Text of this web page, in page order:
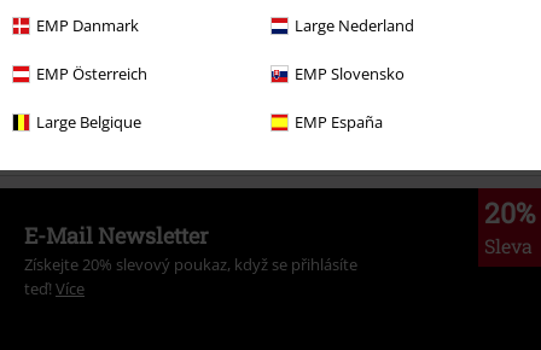
EMP Danmark Large Nederland
EMP Österreich EMP Slovensko
Large Belgique EMP España
Témata
Témata Kabáty Krátké kabáty
Oblečení & doplňky
20%
Sleva
E-Mail Newsletter
Získejte 20% slevový poukaz, když se přihlásíte
teď! Více